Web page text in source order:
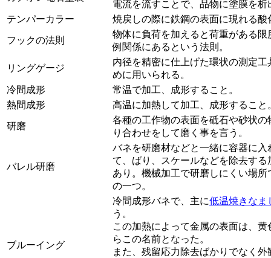
電流を流すことで、品物に塗膜を析
テンパーカラー
焼戻しの際に鉄鋼の表面に現れる酸
フックの法則
物体に負荷を加えると荷重がある
例関係にあるという法則。
リングゲージ
内径を精密に仕上げた環状の測定
めに用いられる。
冷間成形
常温で加工、成形すること。
熱間成形
高温に加熱して加工、成形すること
研磨
各種の工作物の表面を砥石や砂状
り合わせをして磨く事を言う。
バレル研磨
バネを研磨材などと一緒に容器に
て、ばり、スケールなどを除去す
あり。機械加工で研磨しにくい場
の一つ。
ブルーイング
冷間成形バネで、主に低温焼きなま
う。
この加熱によって金属の表面は、
らこの名前となった。
また、残留応力除去ばかりでなく